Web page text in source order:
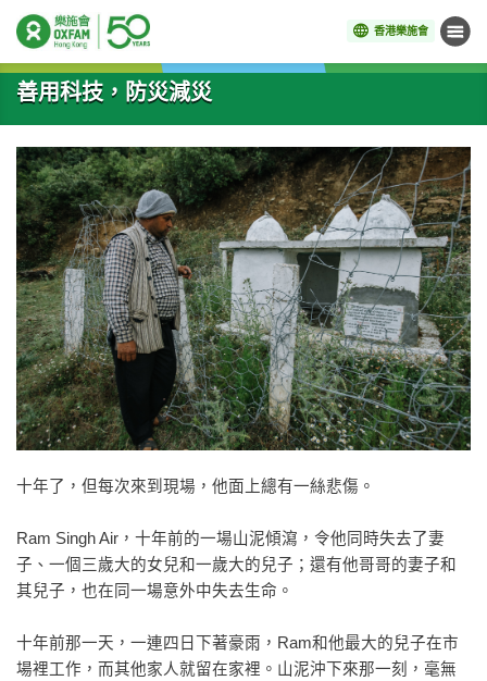
香港樂施會 目錄
開始主要內容
善用科技，防災減災
十年了，但每次來到現場，他面上總有一絲悲傷。
Ram Singh Air，十年前的一場山泥傾瀉，令他同時失去了妻
子、一個三歲大的女兒和一歲大的兒子；還有他哥哥的妻子和
其兒子，也在同一場意外中失去生命。
十年前那一天，一連四日下著豪雨，Ram和他最大的兒子在市
場裡工作，而其他家人就留在家裡。山泥沖下來那一刻，毫無